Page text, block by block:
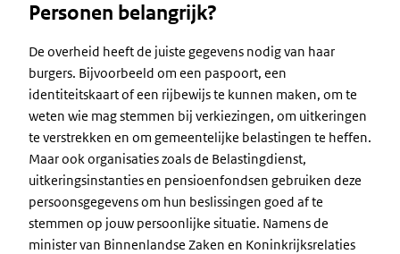
Personen belangrijk?
De overheid heeft de juiste gegevens nodig van haar
burgers. Bijvoorbeeld om een paspoort, een
identiteitskaart of een rijbewijs te kunnen maken, om te
weten wie mag stemmen bij verkiezingen, om uitkeringen
te verstrekken en om gemeentelijke belastingen te heffen.
Maar ook organisaties zoals de Belastingdienst,
uitkeringsinstanties en pensioenfondsen gebruiken deze
persoonsgegevens om hun beslissingen goed af te
stemmen op jouw persoonlijke situatie. Namens de
minister van Binnenlandse Zaken en Koninkrijksrelaties